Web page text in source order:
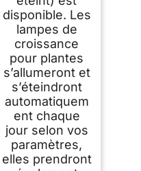
disponible. Les
lampes de
croissance
pour plantes
s’allumeront et
s’éteindront
automatiquem
ent chaque
jour selon vos
paramètres,
elles prendront